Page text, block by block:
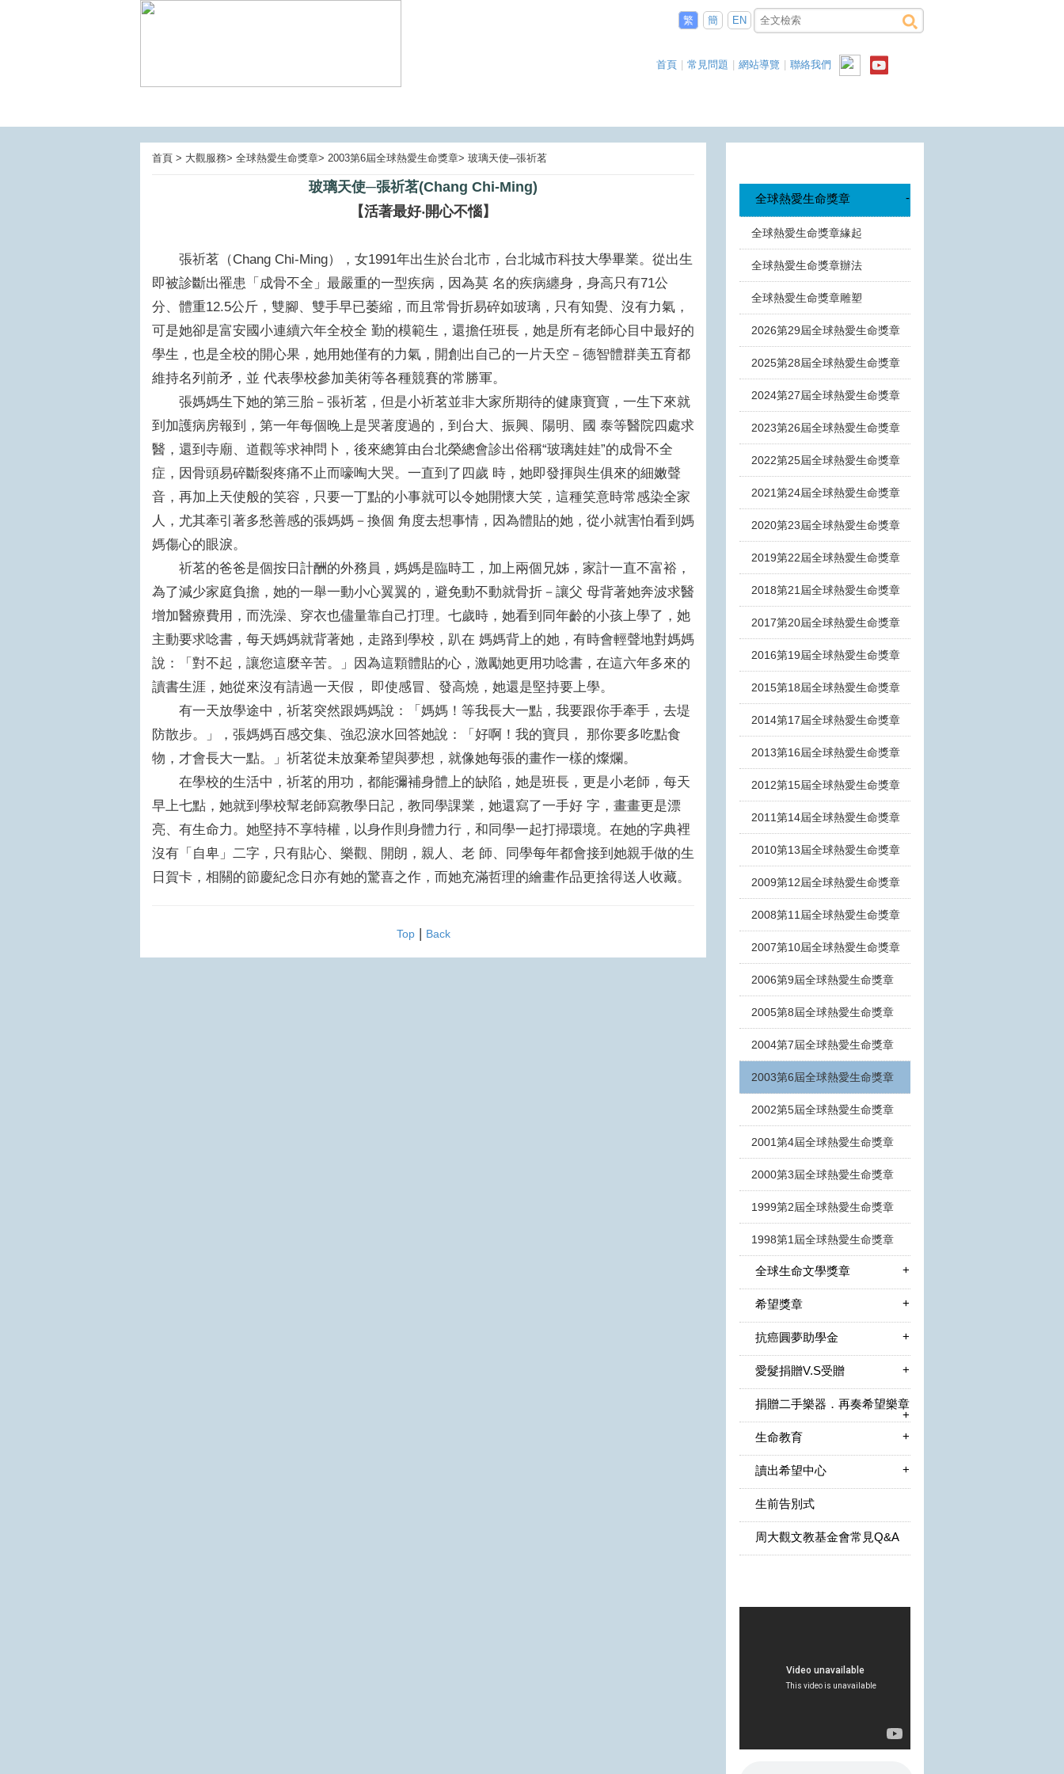
繁 簡 EN
首頁 常見問題 網站導覽 聯絡我們
首頁 > 大觀服務> 全球熱愛生命獎章> 2003第6屆全球熱愛生命獎章> 玻璃天使─張祈茗
玻璃天使─張祈茗(Chang Chi-Ming)
【活著最好‧開心不惱】
張祈茗（Chang Chi-Ming），女1991年出生於台北市，台北城市科技大學畢業。從出生
即被診斷出罹患「成骨不全」最嚴重的一型疾病，因為莫 名的疾病纏身，身高只有71公
分、體重12.5公斤，雙腳、雙手早已萎縮，而且常骨折易碎如玻璃，只有知覺、沒有力氣，
可是她卻是富安國小連續六年全校全 勤的模範生，還擔任班長，她是所有老師心目中最好的
學生，也是全校的開心果，她用她僅有的力氣，開創出自己的一片天空－德智體群美五育都
維持名列前矛，並 代表學校參加美術等各種競賽的常勝軍。
張媽媽生下她的第三胎－張祈茗，但是小祈茗並非大家所期待的健康寶寶，一生下來就
到加護病房報到，第一年每個晚上是哭著度過的，到台大、振興、陽明、國 泰等醫院四處求
醫，還到寺廟、道觀等求神問卜，後來總算由台北榮總會診出俗稱“玻璃娃娃”的成骨不全
症，因骨頭易碎斷裂疼痛不止而嚎啕大哭。一直到了四歲 時，她即發揮與生俱來的細嫩聲
音，再加上天使般的笑容，只要一丁點的小事就可以令她開懷大笑，這種笑意時常感染全家
人，尤其牽引著多愁善感的張媽媽－換個 角度去想事情，因為體貼的她，從小就害怕看到媽
媽傷心的眼淚。
祈茗的爸爸是個按日計酬的外務員，媽媽是臨時工，加上兩個兄姊，家計一直不富裕，
為了減少家庭負擔，她的一舉一動小心翼翼的，避免動不動就骨折－讓父 母背著她奔波求醫
增加醫療費用，而洗澡、穿衣也儘量靠自己打理。七歲時，她看到同年齡的小孩上學了，她
主動要求唸書，每天媽媽就背著她，走路到學校，趴在 媽媽背上的她，有時會輕聲地對媽媽
說：「對不起，讓您這麼辛苦。」因為這顆體貼的心，激勵她更用功唸書，在這六年多來的
讀書生涯，她從來沒有請過一天假， 即使感冒、發高燒，她還是堅持要上學。
有一天放學途中，祈茗突然跟媽媽說：「媽媽！等我長大一點，我要跟你手牽手，去堤
防散步。」，張媽媽百感交集、強忍淚水回答她說：「好啊！我的寶貝， 那你要多吃點食
物，才會長大一點。」祈茗從未放棄希望與夢想，就像她每張的畫作一樣的燦爛。
在學校的生活中，祈茗的用功，都能彌補身體上的缺陷，她是班長，更是小老師，每天
早上七點，她就到學校幫老師寫教學日記，教同學課業，她還寫了一手好 字，畫畫更是漂
亮、有生命力。她堅持不享特權，以身作則身體力行，和同學一起打掃環境。在她的字典裡
沒有「自卑」二字，只有貼心、樂觀、開朗，親人、老 師、同學每年都會接到她親手做的生
日賀卡，相關的節慶紀念日亦有她的驚喜之作，而她充滿哲理的繪畫作品更捨得送人收藏。
Top| Back
全球熱愛生命獎章 -
全球熱愛生命獎章緣起
全球熱愛生命獎章辦法
全球熱愛生命獎章雕塑
2026第29屆全球熱愛生命獎章
2025第28屆全球熱愛生命獎章
2024第27屆全球熱愛生命獎章
2023第26屆全球熱愛生命獎章
2022第25屆全球熱愛生命獎章
2021第24屆全球熱愛生命獎章
2020第23屆全球熱愛生命獎章
2019第22屆全球熱愛生命獎章
2018第21屆全球熱愛生命獎章
2017第20屆全球熱愛生命獎章
2016第19屆全球熱愛生命獎章
2015第18屆全球熱愛生命獎章
2014第17屆全球熱愛生命獎章
2013第16屆全球熱愛生命獎章
2012第15屆全球熱愛生命獎章
2011第14屆全球熱愛生命獎章
2010第13屆全球熱愛生命獎章
2009第12屆全球熱愛生命獎章
2008第11屆全球熱愛生命獎章
2007第10屆全球熱愛生命獎章
2006第9屆全球熱愛生命獎章
2005第8屆全球熱愛生命獎章
2004第7屆全球熱愛生命獎章
2003第6屆全球熱愛生命獎章
2002第5屆全球熱愛生命獎章
2001第4屆全球熱愛生命獎章
2000第3屆全球熱愛生命獎章
1999第2屆全球熱愛生命獎章
1998第1屆全球熱愛生命獎章
全球生命文學獎章 +
希望獎章 +
抗癌圓夢助學金 +
愛髮捐贈V.S受贈 +
捐贈二手樂器．再奏希望樂章
+
生命教育
+
讀出希望中心 +
生前告別式
周大觀文教基金會常見Q&A